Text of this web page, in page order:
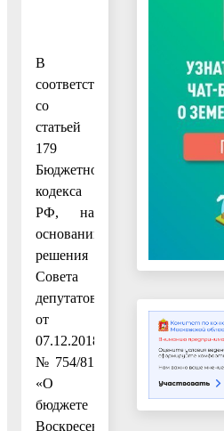
В
соответствии
со
статьей
179
Бюджетного
кодекса
РФ, на
основании
решения
Совета
депутатов
от
07.12.2018
№ 754/81
«О
бюджете
Воскресенского